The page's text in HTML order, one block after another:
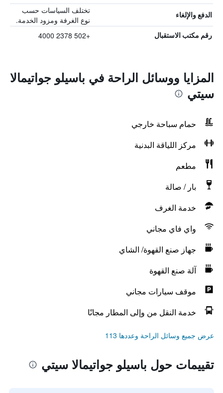
الدفع والإلغاء
تختلف السياسات حسب
نوع الغرفة ومزود الخدمة.
رقم مكتب الاستقبال +502 2378 4000
المزايا ووسائل الراحة في باسيلو جواتيمالا
سيتي
حمام سباحة خارجي
مركز اللياقة البدنية
مطعم
بار / صالة
خدمة الغرف
واي فاي مجاني
جهاز صنع القهوة/ الشاي
آلة صنع القهوة
موقف سيارات مجاني
خدمة النقل من وإلى المطار مجانًا
عرض جميع وسائل الراحة وعددها 113
تقييمات حول باسيلو جواتيمالا سيتي